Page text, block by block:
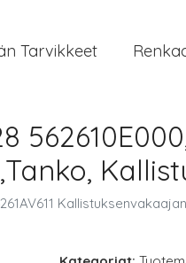
Tarvikkeet